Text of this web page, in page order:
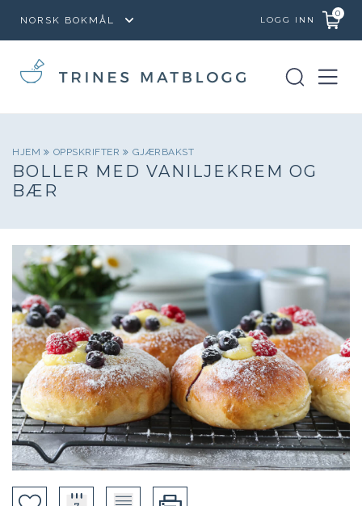
LOGG INN
0
HJEM OPPSKRIFTER GJÆRBAKST
BOLLER MED VANILJEKREM OG
BÆR